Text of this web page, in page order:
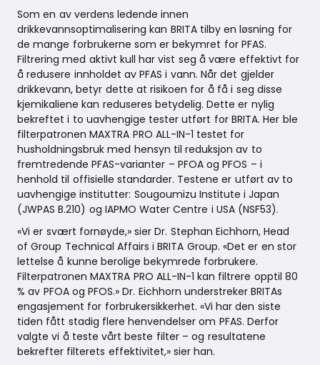
Som en av verdens ledende innen
drikkevannsoptimalisering kan BRITA tilby en løsning for
de mange forbrukerne som er bekymret for PFAS.
Filtrering med aktivt kull har vist seg å være effektivt for
å redusere innholdet av PFAS i vann. Når det gjelder
drikkevann, betyr dette at risikoen for å få i seg disse
kjemikaliene kan reduseres betydelig. Dette er nylig
bekreftet i to uavhengige tester utført for BRITA. Her ble
filterpatronen MAXTRA PRO ALL-IN-1 testet for
husholdningsbruk med hensyn til reduksjon av to
fremtredende PFAS-varianter – PFOA og PFOS – i
henhold til offisielle standarder. Testene er utført av to
uavhengige institutter: Sougoumizu Institute i Japan
(JWPAS B.210) og IAPMO Water Centre i USA (NSF53).
«Vi er svært fornøyde,» sier Dr. Stephan Eichhorn, Head
of Group Technical Affairs i BRITA Group. «Det er en stor
lettelse å kunne berolige bekymrede forbrukere.
Filterpatronen MAXTRA PRO ALL-IN-1 kan filtrere opptil 80
% av PFOA og PFOS.» Dr. Eichhorn understreker BRITAs
engasjement for forbrukersikkerhet. «Vi har den siste
tiden fått stadig flere henvendelser om PFAS. Derfor
valgte vi å teste vårt beste filter – og resultatene
bekrefter filterets effektivitet,» sier han.